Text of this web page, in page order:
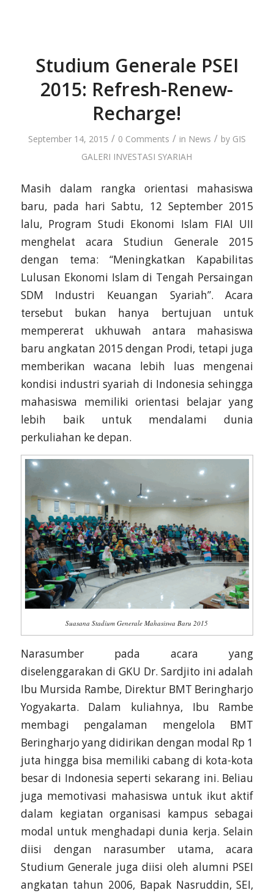
Studium Generale PSEI
2015: Refresh-Renew-
Recharge!
September 14, 2015 / 0 Comments / in News / by GIS
GALERI INVESTASI SYARIAH
Masih dalam rangka orientasi mahasiswa
baru, pada hari Sabtu, 12 September 2015
lalu, Program Studi Ekonomi Islam FIAI UII
menghelat acara Studiun Generale 2015
dengan tema: “Meningkatkan Kapabilitas
Lulusan Ekonomi Islam di Tengah Persaingan
SDM Industri Keuangan Syariah”. Acara
tersebut bukan hanya bertujuan untuk
mempererat ukhuwah antara mahasiswa
baru angkatan 2015 dengan Prodi, tetapi juga
memberikan wacana lebih luas mengenai
kondisi industri syariah di Indonesia sehingga
mahasiswa memiliki orientasi belajar yang
lebih baik untuk mendalami dunia
perkuliahan ke depan.
Suasana Stadium Generale Mahasiswa Baru 2015
Narasumber pada acara yang
diselenggarakan di GKU Dr. Sardjito ini adalah
Ibu Mursida Rambe, Direktur BMT Beringharjo
Yogyakarta. Dalam kuliahnya, Ibu Rambe
membagi pengalaman mengelola BMT
Beringharjo yang didirikan dengan modal Rp 1
juta hingga bisa memiliki cabang di kota-kota
besar di Indonesia seperti sekarang ini. Beliau
juga memotivasi mahasiswa untuk ikut aktif
dalam kegiatan organisasi kampus sebagai
modal untuk menghadapi dunia kerja. Selain
diisi dengan narasumber utama, acara
Studium Generale juga diisi oleh alumni PSEI
angkatan tahun 2006, Bapak Nasruddin, SEI,